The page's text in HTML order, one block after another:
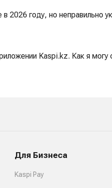
2026 году, но неправильно
Kaspi.kz. Как я могу
Для Бизнеса
Kaspi Pay